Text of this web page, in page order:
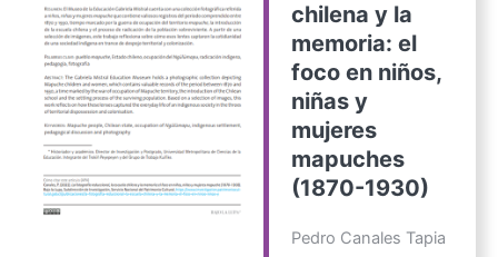
chilena y la
memoria: el
foco en niños,
niñas y
mujeres
mapuches
(1870-1930)
Pedro Canales Tapia